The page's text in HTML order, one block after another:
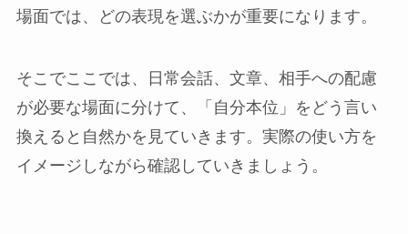
場面では、どの表現を選ぶかが重要になります。
そこでここでは、日常会話、文章、相手への配慮
が必要な場面に分けて、「自分本位」をどう言い
換えると自然かを見ていきます。実際の使い方を
イメージしながら確認していきましょう。